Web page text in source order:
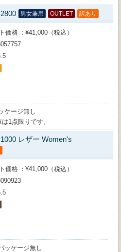
男女兼用 OUTLET 訳あり
価格
¥41,000（税込）
ケージ無し
1点限りです。
レザー Women's
価格
¥41,000（税込）
ッケージ無し